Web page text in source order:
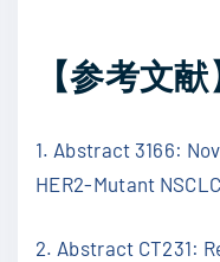
【参考文献
1. Abstract 3166:
HER2-Mutant NSCLC
2. Abstract CT231: